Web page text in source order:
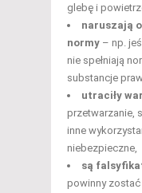
glebę i
naruszają
normy – np.
nie spełniają
substancje
utraciły
przetwarzanie,
inne
niebezpieczne,
są
powinny zostać